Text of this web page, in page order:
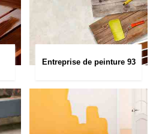
Entreprise de peinture 93